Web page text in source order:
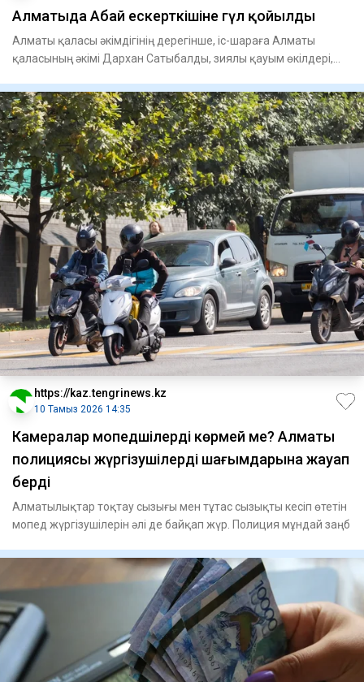
Алматыда Абай ескерткішіне гүл қойылды
Алматы қаласы әкімдігінің дерегінше, іс-шараға Алматы
қаласының әкімі Дархан Сатыбалды, зиялы қауым өкілдері,
https://kaz.tengrinews.kz
10 Тамыз 2026 14:35
Камералар мопедшілерді көрмей ме? Алматы
полициясы жүргізушілердің шағымдарына жауап
берді
Алматылықтар тоқтау сызығы мен тұтас сызықты кесіп өтетін
мопед жүргізушілерін әлі де байқап жүр. Полиция мұндай заңб